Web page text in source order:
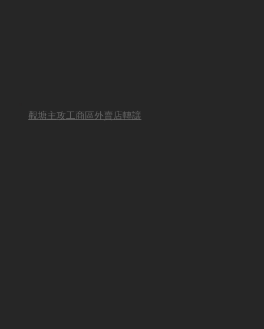
觀塘主攻工商區外賣店轉讓